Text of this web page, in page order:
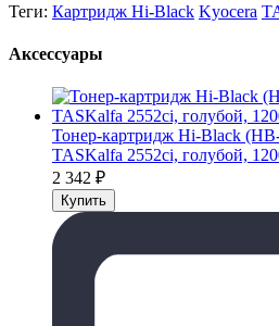
Теги: Картридж Hi-Black Kyocera
Аксессуары
Тонер-картридж Hi-Black
TASKalfa 2552ci, голубой,
2 342 ₽